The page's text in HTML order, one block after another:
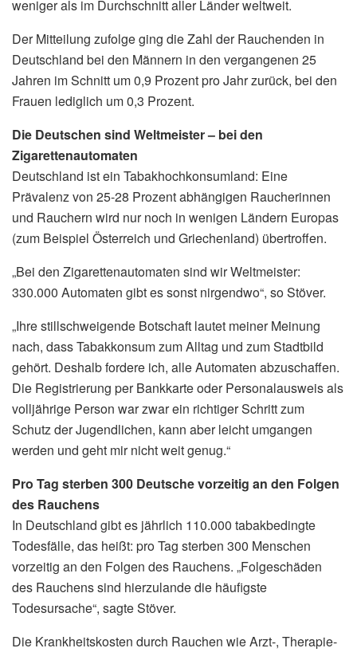
weniger als im Durchschnitt aller Länder weltweit.
Der Mitteilung zufolge ging die Zahl der Rauchenden in
Deutschland bei den Männern in den vergangenen 25
Jahren im Schnitt um 0,9 Prozent pro Jahr zurück, bei den
Frauen lediglich um 0,3 Prozent.
Die Deutschen sind Weltmeister – bei den
Zigarettenautomaten
Deutschland ist ein Tabakhochkonsumland: Eine
Prävalenz von 25-28 Prozent abhängigen Raucherinnen
und Rauchern wird nur noch in wenigen Ländern Europas
(zum Beispiel Österreich und Griechenland) übertroffen.
„Bei den Zigarettenautomaten sind wir Weltmeister:
330.000 Automaten gibt es sonst nirgendwo“, so Stöver.
„Ihre stillschweigende Botschaft lautet meiner Meinung
nach, dass Tabakkonsum zum Alltag und zum Stadtbild
gehört. Deshalb fordere ich, alle Automaten abzuschaffen.
Die Registrierung per Bankkarte oder Personalausweis als
volljährige Person war zwar ein richtiger Schritt zum
Schutz der Jugendlichen, kann aber leicht umgangen
werden und geht mir nicht weit genug.“
Pro Tag sterben 300 Deutsche vorzeitig an den Folgen
des Rauchens
In Deutschland gibt es jährlich 110.000 tabakbedingte
Todesfälle, das heißt: pro Tag sterben 300 Menschen
vorzeitig an den Folgen des Rauchens. „Folgeschäden
des Rauchens sind hierzulande die häufigste
Todesursache“, sagte Stöver.
Die Krankheitskosten durch Rauchen wie Arzt-, Therapie-